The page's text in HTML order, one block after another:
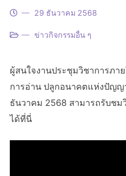
29 ธันวาคม 2568
ข่าวกิจกรรมอื่น ๆ
ผู้สนใจงานประชุมวิชาการภา
การอ่าน ปลูกอนาคตแห่งปัญญ
ธันวาคม 2568 สามารถรับช
ได้ที่นี่